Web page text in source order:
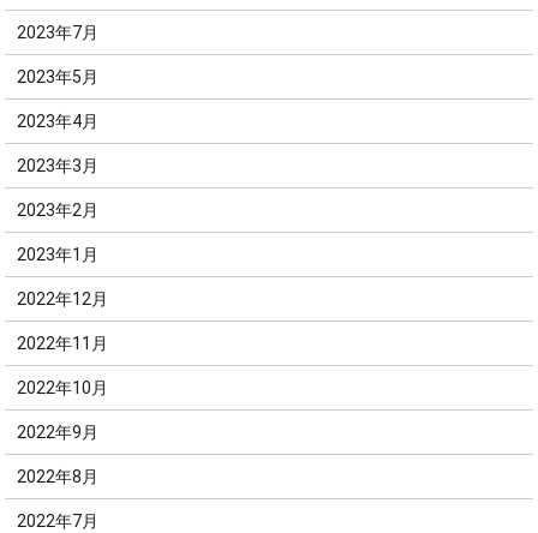
2023年7月
2023年5月
2023年4月
2023年3月
2023年2月
2023年1月
2022年12月
2022年11月
2022年10月
2022年9月
2022年8月
2022年7月